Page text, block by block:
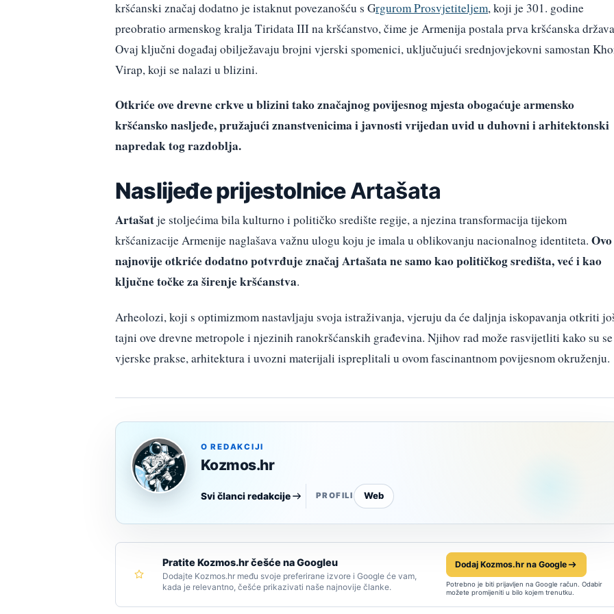
kršćanski značaj dodatno je istaknut povezanošću s Grgurom Prosvjetiteljem, koji je 301. godine
preobratio armenskog kralja Tiridata III na kršćanstvo, čime je Armenija postala prva kršćanska
Ovaj ključni događaj obilježavaju brojni vjerski spomenici, uključujući srednjovjekovni samostan
Virap, koji se nalazi u blizini.
Otkriće ove drevne crkve u blizini tako značajnog povijesnog mjesta obogaćuje armensko
kršćansko nasljeđe, pružajući znanstvenicima i javnosti vrijedan uvid u duhovni i arhitektonski
napredak tog razdoblja.
Naslijeđe prijestolniceArtašata
Artašatje stoljećima bila kulturno i političko središte regije, a njezina transformacija tijekom
kršćanizacije Armenije naglašava važnu ulogu koju je imala u oblikovanju nacionalnog identiteta. Ovo
najnovije otkriće dodatno potvrđuje značaj Artašata ne samo kao političkog središta, već i kao
ključne točke za širenje kršćanstva.
Arheolozi, koji s optimizmom nastavljaju svoja istraživanja, vjeruju da će daljnja iskopavanja otkriti
tajni ove drevne metropole i njezinih ranokršćanskih građevina. Njihov rad može rasvijetliti kako su se
vjerske prakse, arhitektura i uvozni materijali ispreplitali u ovom fascinantnom povijesnom okruženju.
O REDAKCIJI
Kozmos.hr
Svi članci redakcije PROFILI Web
Pratite Kozmos.hr češće na Googleu
Dodajte Kozmos.hr među svoje preferirane izvore i Google će vam,
kada je relevantno, češće prikazivati naše najnovije članke.
Dodaj Kozmos.hr na Google
Potrebno je biti prijavljen na Google račun. Odabir
možete promijeniti u bilo kojem trenutku.